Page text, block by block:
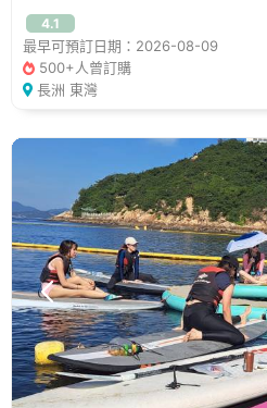
4.1
最早可預訂日期：2026-08-09
500+人曾訂購
長洲 東灣